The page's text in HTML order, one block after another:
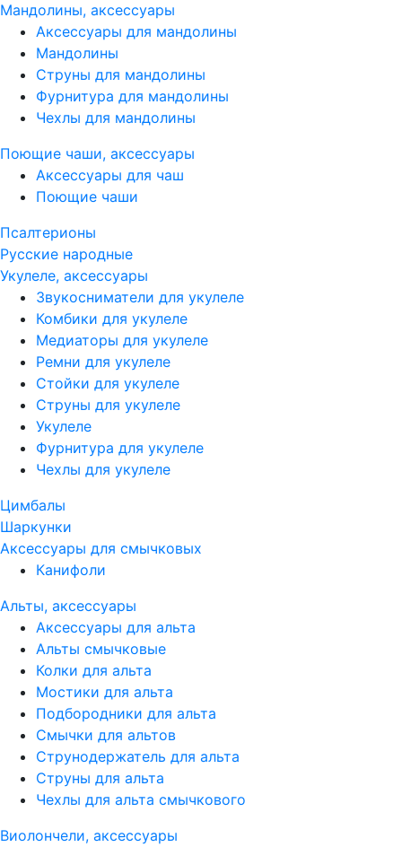
Мандолины, аксессуары
Аксессуары для мандолины
Мандолины
Струны для мандолины
Фурнитура для мандолины
Чехлы для мандолины
Поющие чаши, аксессуары
Аксессуары для чаш
Поющие чаши
Псалтерионы
Русские народные
Укулеле, аксессуары
Звукосниматели для укулеле
Комбики для укулеле
Медиаторы для укулеле
Ремни для укулеле
Стойки для укулеле
Струны для укулеле
Укулеле
Фурнитура для укулеле
Чехлы для укулеле
Цимбалы
Шаркунки
Аксессуары для смычковых
Канифоли
Альты, аксессуары
Аксессуары для альта
Альты смычковые
Колки для альта
Мостики для альта
Подбородники для альта
Смычки для альтов
Струнодержатель для альта
Струны для альта
Чехлы для альта смычкового
Виолончели, аксессуары